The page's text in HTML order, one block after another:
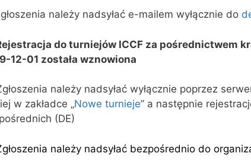
należy nadsyłać e-mailem wyłącznie do
do turniejów ICCF za pośrednictwem
12-01 została wznowiona
należy nadsyłać wyłącznie poprzez
w zakładce „Nowe turnieje” a następnie
(DE)
należy nadsyłać bezpośrednio do